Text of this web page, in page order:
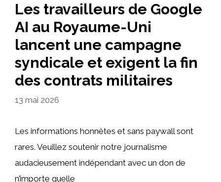
Les travailleurs de Google
AI au Royaume-Uni
lancent une campagne
syndicale et exigent la fin
des contrats militaires
13 mai 2026
Les informations honnêtes et sans paywall sont
rares. Veuillez soutenir notre journalisme
audacieusement indépendant avec un don de
n’importe quelle